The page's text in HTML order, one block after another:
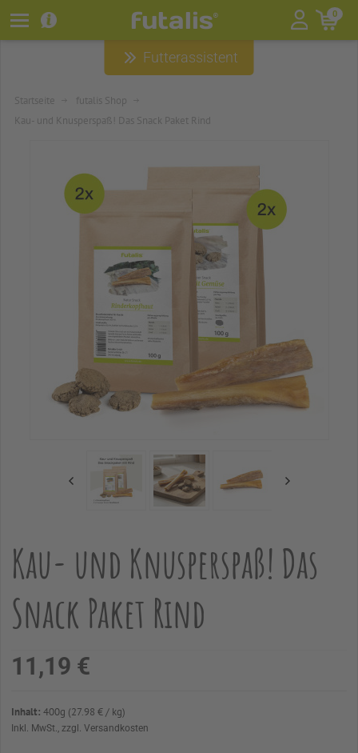
futalis® 0
HUNDEZUBEHÖR
ÜBER FUTALIS
Futterassistent
Startseite
futalis Shop
Kau- und Knusperspaß! Das Snack Paket Rind
Kau- und Knusperspaß! Das
Snack Paket Rind
11,19 €
Inhalt: 400g (27.98 €/ kg)
Inkl. MwSt., zzgl. Versandkosten